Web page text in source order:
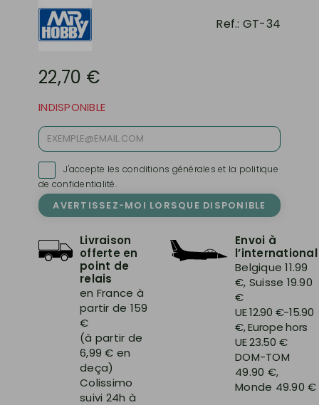
Ref.: GT-34
22,70 €
INDISPONIBLE
J'accepte les conditions générales et la politique
de confidentialité.
AVERTISSEZ-MOI LORSQUE DISPONIBLE
Livraison
offerte en
point de
relais
en France à
partir de 159
€
(à partir de
6,99 € en
deça)
Colissimo
suivi 24h à
Envoi à
l’international
Belgique 11.99
€, Suisse 19.90
€
UE 12.90 €-15.90
€, Europe hors
UE 23.50 €
DOM-TOM
49.90 €,
Monde 49.90 €